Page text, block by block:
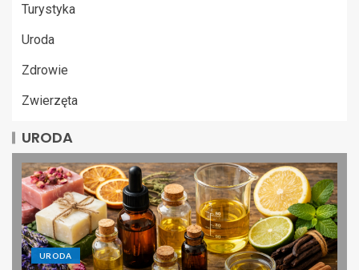
Turystyka
Uroda
Zdrowie
Zwierzęta
URODA
URODA